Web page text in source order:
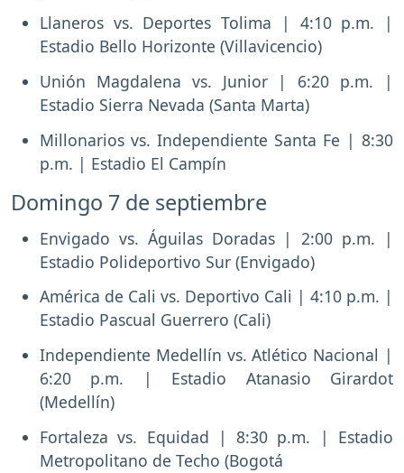
Llaneros vs. Deportes Tolima | 4:10 p.m. |
Estadio Bello Horizonte (Villavicencio)
Unión Magdalena vs. Junior | 6:20 p.m. |
Estadio Sierra Nevada (Santa Marta)
Millonarios vs. Independiente Santa Fe | 8:30
p.m. | Estadio El Campín
Domingo 7 de septiembre
Envigado vs. Águilas Doradas | 2:00 p.m. |
Estadio Polideportivo Sur (Envigado)
América de Cali vs. Deportivo Cali | 4:10 p.m. |
Estadio Pascual Guerrero (Cali)
Independiente Medellín vs. Atlético Nacional |
6:20 p.m. | Estadio Atanasio Girardot
(Medellín)
Fortaleza vs. Equidad | 8:30 p.m. | Estadio
Metropolitano de Techo (Bogotá